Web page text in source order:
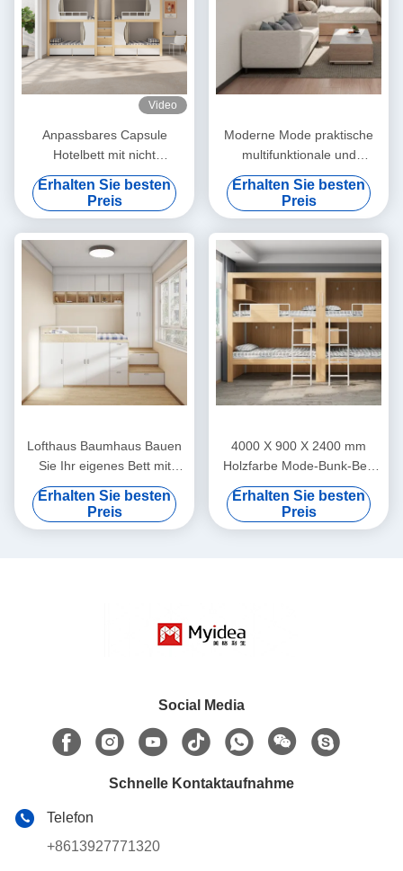
Video
Anpassbares Capsule
Hotelbett mit nicht
menschlichen Schäden und
VR-Displays
Erhalten Sie besten
Preis
Moderne Mode praktische
multifunktionale und
ergonomische Drei-Person-
Wohnung Sofa
Unterstützung Anpassung
Erhalten Sie besten
Preis
Lofthaus Baumhaus Bauen
Sie Ihr eigenes Bett mit
Schiebebett
Erhalten Sie besten
Preis
4000 X 900 X 2400 mm
Holzfarbe Mode-Bunk-Bett
für Jugendherberge
Unterstützung Anpassung
Erhalten Sie besten
Preis
Social Media
Schnelle Kontaktaufnahme
Telefon
+8613927771320